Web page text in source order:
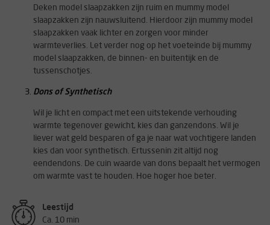
Deken model slaapzakken zijn ruim en mummy model
slaapzakken zijn nauwsluitend. Hierdoor zijn mummy model
slaapzakken vaak lichter en zorgen voor minder
warmteverlies. Let verder nog op het voeteinde bij mummy
model slaapzakken, de binnen- en buitentijk en de
tussenschotjes.
Dons of Synthetisch
Wil je licht en compact met een uitstekende verhouding
warmte tegenover gewicht, kies dan ganzendons. Wil je
liever wat geld besparen of ga je naar wat vochtigere landen
kies dan voor synthetisch. Ertussenin zit altijd nog
eendendons. De cuin waarde van dons bepaalt het vermogen
om warmte vast te houden. Hoe hoger hoe beter.
Leestijd
Ca. 10 min